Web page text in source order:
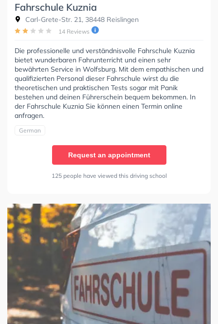
Fahrschule Kuznia
Carl-Grete-Str. 21, 38448 Reislingen
14 Reviews
Die professionelle und verständnisvolle Fahrschule Kuznia
bietet wunderbaren Fahrunterricht und einen sehr
bewährten Service in Wolfsburg. Mit dem empathischen und
qualifizierten Personal dieser Fahrschule wirst du die
theoretischen und praktischen Tests sogar mit Panik
bestehen und deinen Führerschein bequem bekommen. In
der Fahrschule Kuznia Sie können einen Termin online
anfragen.
German
Request an appointment
125 people have viewed this driving school